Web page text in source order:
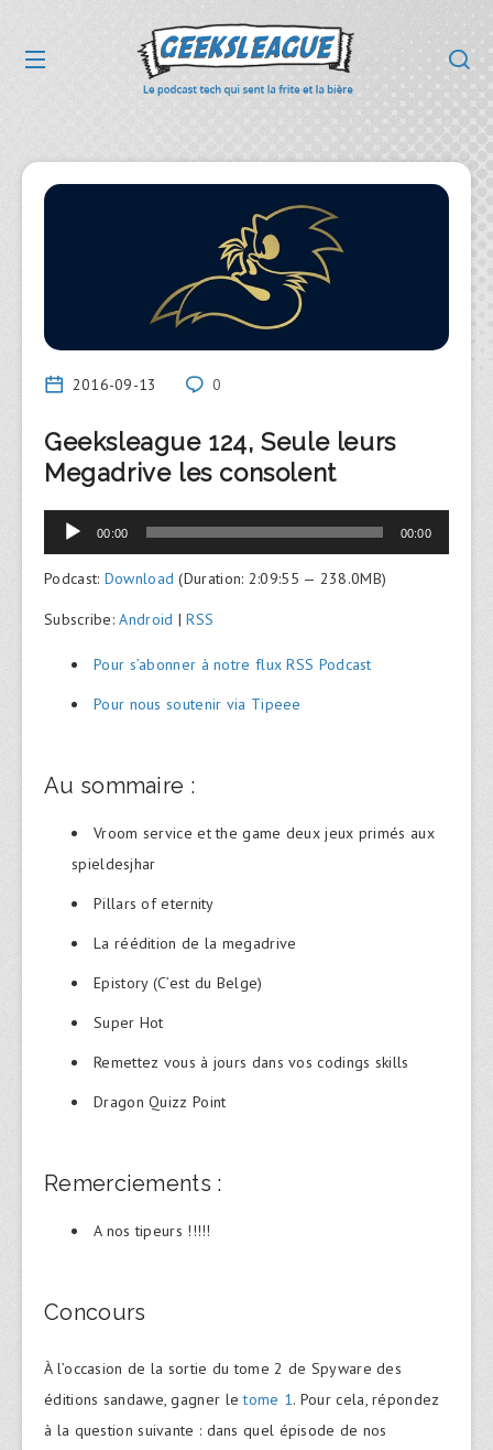
2016-09-13 0
Geeksleague 124, Seule leurs
Megadrive les consolent
Lecteur
audio
00:00 00:00
Podcast: Download (Duration: 2:09:55 — 238.0MB)
Subscribe:Android |RSS
Pour s’abonner à notre flux RSS Podcast
Pour nous soutenir via Tipeee
Au sommaire :
Vroom service et the game deux jeux primés aux
spieldesjhar
Pillars of eternity
La réédition de la megadrive
Epistory (C’est du Belge)
Super Hot
Remettez vous à jours dans vos codings skills
Dragon Quizz Point
Remerciements :
A nos tipeurs !!!!!
Concours
À l’occasion de la sortie du tome 2 de Spyware des
éditions sandawe, gagner letome 1. Pour cela, répondez
à la question suivante : dans quel épisode de nos